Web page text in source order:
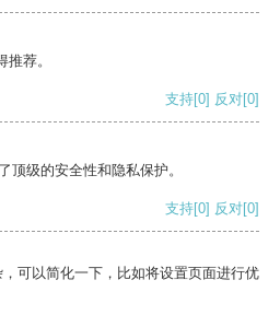
荐。
支持[0] 反对[0]
顶级的安全性和隐私保护。
支持[0] 反对[0]
可以简化一下，比如将设置页面进行优